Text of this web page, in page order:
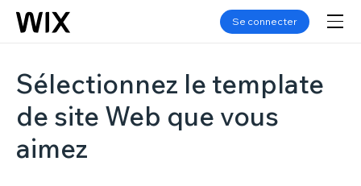
Se connecter
Sélectionnez le template
de site Web que vous
aimez